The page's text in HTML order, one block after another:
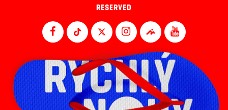
RESERVED